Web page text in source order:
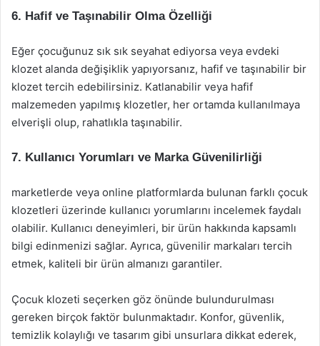
6. Hafif ve Taşınabilir Olma Özelliği
Eğer çocuğunuz sık sık seyahat ediyorsa veya evdeki
klozet alanda değişiklik yapıyorsanız, hafif ve taşınabilir bir
klozet tercih edebilirsiniz. Katlanabilir veya hafif
malzemeden yapılmış klozetler, her ortamda kullanılmaya
elverişli olup, rahatlıkla taşınabilir.
7. Kullanıcı Yorumları ve Marka Güvenilirliği
marketlerde veya online platformlarda bulunan farklı çocuk
klozetleri üzerinde kullanıcı yorumlarını incelemek faydalı
olabilir. Kullanıcı deneyimleri, bir ürün hakkında kapsamlı
bilgi edinmenizi sağlar. Ayrıca, güvenilir markaları tercih
etmek, kaliteli bir ürün almanızı garantiler.
Çocuk klozeti seçerken göz önünde bulundurulması
gereken birçok faktör bulunmaktadır. Konfor, güvenlik,
temizlik kolaylığı ve tasarım gibi unsurlara dikkat ederek,